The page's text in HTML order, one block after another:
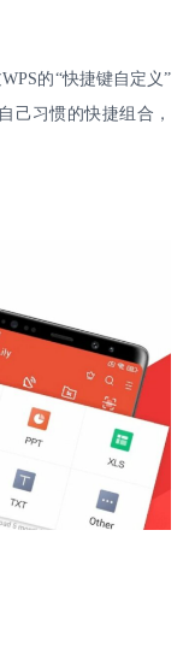
WPS的“快捷键自定义”
己习惯的快捷组合，